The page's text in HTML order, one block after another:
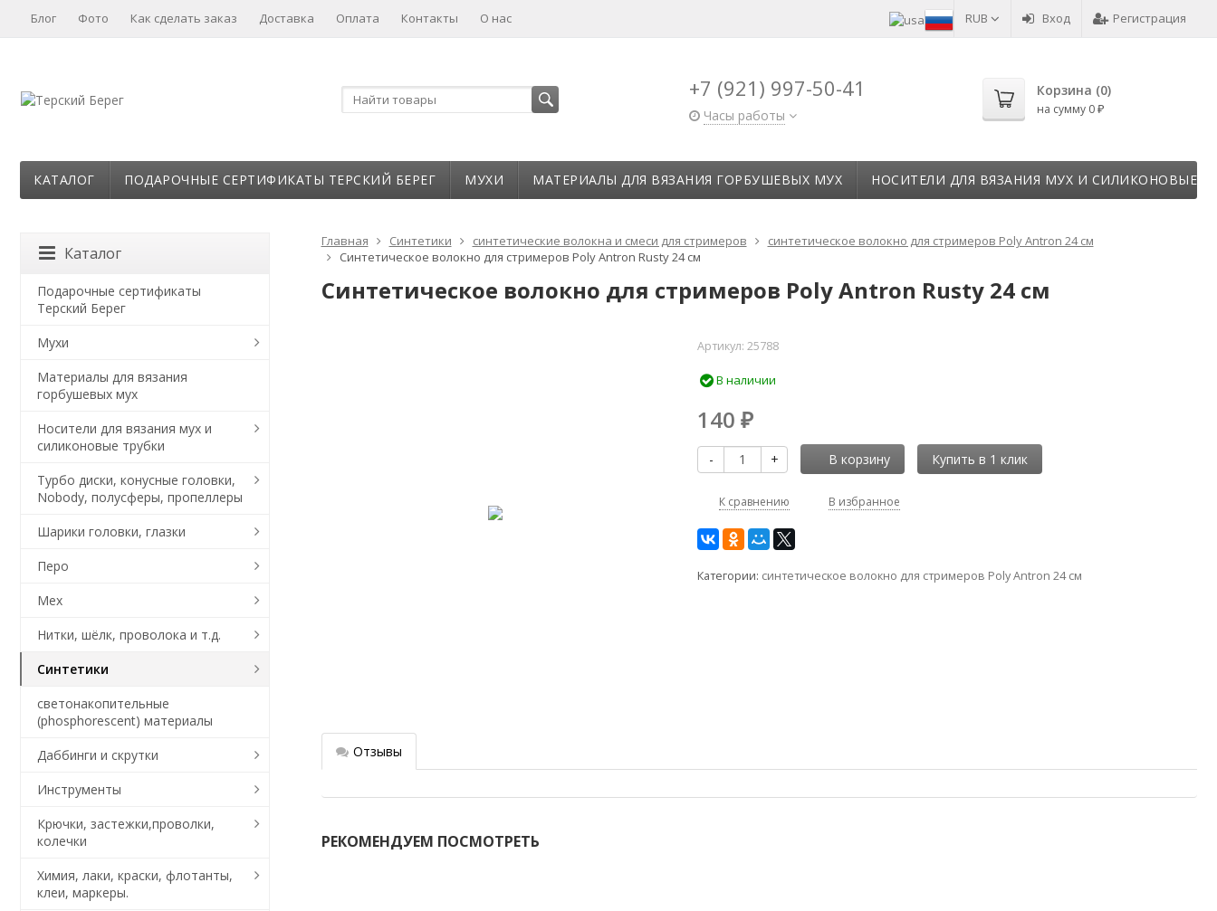
RUB Вход Регистрация
Блог Фото Как сделать заказ Доставка Оплата Контакты О нас
+7 (921) 997-50-41
Часы работы
Корзина (0)
на сумму 0 ₽
КАТАЛОГ ПОДАРОЧНЫЕ СЕРТИФИКАТЫ ТЕРСКИЙ БЕРЕГ МУХИ МАТЕРИАЛЫ ДЛЯ ВЯЗАНИЯ ГОРБУШЕВЫХ МУХ НОСИТЕЛИ ДЛЯ ВЯЗАНИЯ МУХ И СИЛИКОНОВЫЕ
Главная Синтетики синтетические волокна и смеси для стримеров
синтетическое волокно для стримеров Poly Antron 24 см
Синтетическое волокно для стримеров Poly Antron Rusty 24 см
Синтетическое волокно для стримеров Poly Antron Rusty 24 см
Артикул:25788
В наличии
140₽
- + В корзину
К сравнению В избранное
Категории: синтетическое волокно для стримеров Poly Antron 24 см
Отзывы
РЕКОМЕНДУЕМ ПОСМОТРЕТЬ
Каталог
Подарочные сертификаты
Терский Берег
Мухи
Материалы для вязания
горбушевых мух
Носители для вязания мух и
силиконовые трубки
Турбо диски, конусные головки,
Nobody, полусферы, пропеллеры
Шарики головки, глазки
Перо
Мех
Нитки, шёлк, проволока и т.д.
Синтетики
светонакопительные
(phosphorescent) материалы
Даббинги и скрутки
Инструменты
Крючки, застежки,проволки,
колечки
Химия, лаки, краски, флотанты,
клеи, маркеры.